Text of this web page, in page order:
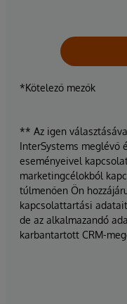
*Kötelező mezők
** Az igen
InterSystems meglévő
eseményeivel
marketingcélokból
túlmenően Ön
kapcsolattartási
de az alkalmazandó
karbantartott CRM-